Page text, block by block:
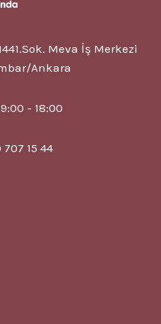
Meva İş Merkezi
Ankara
- 18:00
15 44